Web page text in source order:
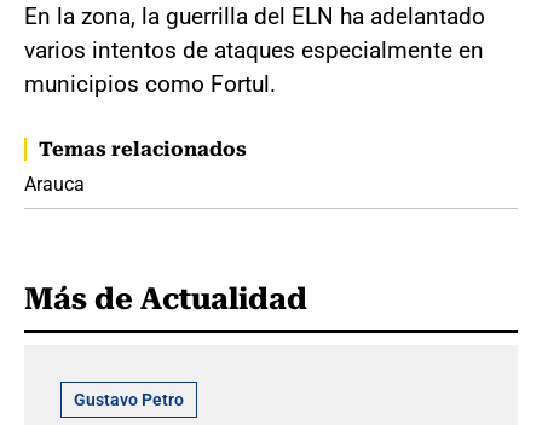
En la zona, la guerrilla del ELN ha adelantado
varios intentos de ataques especialmente en
municipios como Fortul.
Temas relacionados
Arauca
Más de Actualidad
Gustavo Petro